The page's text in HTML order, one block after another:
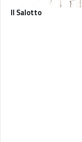
Il Salotto